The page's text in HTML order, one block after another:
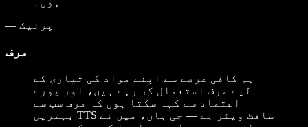
— پرتیک
مرف
ہم کافی عرصے سے اپنے مواد کی تیاری کے
لیے مرف استعمال کر رہے ہیں، اور پورے
اعتماد سے کہہ سکتا ہوں کہ مرف سب سے
بہترین TTS سافٹ ویئر ہے — جی ہاں، میں نے